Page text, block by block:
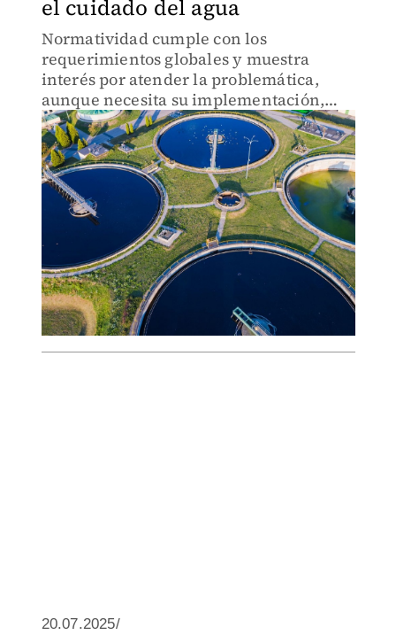
el cuidado del agua
Normatividad cumple con los
requerimientos globales y muestra
interés por atender la problemática,
aunque necesita su implementación,
dijo embajador
20.07.2025/